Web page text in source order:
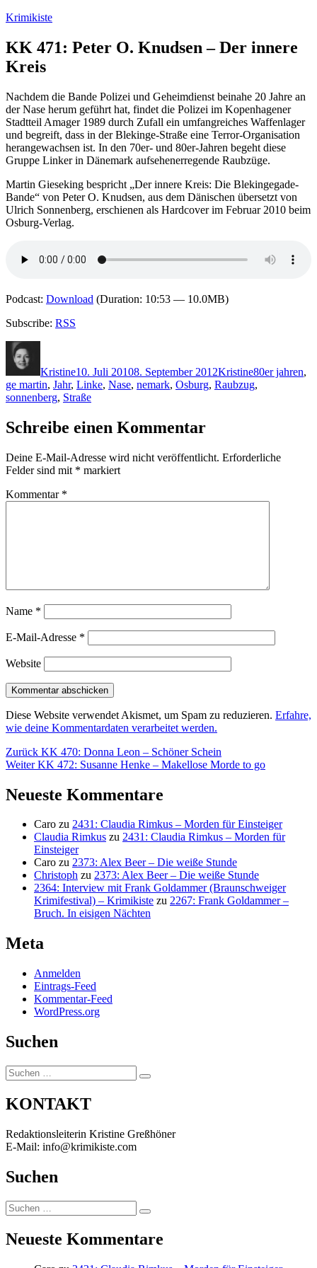
Zum
springen
Krimikiste
KK 471: Peter O. Knudsen – Der innere
Kreis
Nachdem die Bande Polizei und Geheimdienst beinahe 20 Jahre an
der Nase herum geführt hat, findet die Polizei im Kopenhagener
Stadtteil Amager 1989 durch Zufall ein umfangreiches Waffenlager
und begreift, dass in der Blekinge-Straße eine Terror-Organisation
herangewachsen ist. In den 70er- und 80er-Jahren begeht diese
Gruppe Linker in Dänemark aufsehenerregende Raubzüge.
Martin Gieseking bespricht „Der innere Kreis: Die Blekingegade-
Bande“ von Peter O. Knudsen, aus dem Dänischen übersetzt von
Ulrich Sonnenberg, erschienen als Hardcover im Februar 2010 beim
Osburg-Verlag.
Podcast: Download (Duration: 10:53 — 10.0MB)
Subscribe: RSS
Kristine10. Juli 20108. September 2012Kristine80er jahren,
ge martin, Jahr, Linke, Nase, nemark, Osburg, Raubzug,
sonnenberg, Straße
Schreibe einen Kommentar
Deine E-Mail-Adresse wird nicht veröffentlicht. Erforderliche
Felder sind mit * markiert
Kommentar *
Name *
E-Mail-Adresse *
Website
Diese Website verwendet Akismet, um Spam zu reduzieren. Erfahre,
wie deine Kommentardaten verarbeitet werden.
Beitragsnavigation
Zurück Vorheriger
Beitrag:
KK 470: Donna Leon – Schöner Schein
Weiter Nächster
KK 472: Susanne Henke – Makellose Morde to go
Neueste Kommentare
Caro zu 2431: Claudia Rimkus – Morden für Einsteiger
Claudia Rimkus zu 2431: Claudia Rimkus – Morden für
Einsteiger
Caro zu 2373: Alex Beer – Die weiße Stunde
Christoph zu 2373: Alex Beer – Die weiße Stunde
2364: Interview mit Frank Goldammer (Braunschweiger
Krimifestival) – Krimikiste zu 2267: Frank Goldammer –
Bruch. In eisigen Nächten
Meta
Anmelden
Eintrags-Feed
Kommentar-Feed
WordPress.org
Suchen
Suchen
nach:
Suchen
KONTAKT
Redaktionsleiterin Kristine Greßhöner
E-Mail: info@krimikiste.com
Suchen
Suchen
nach:
Suchen
Neueste Kommentare